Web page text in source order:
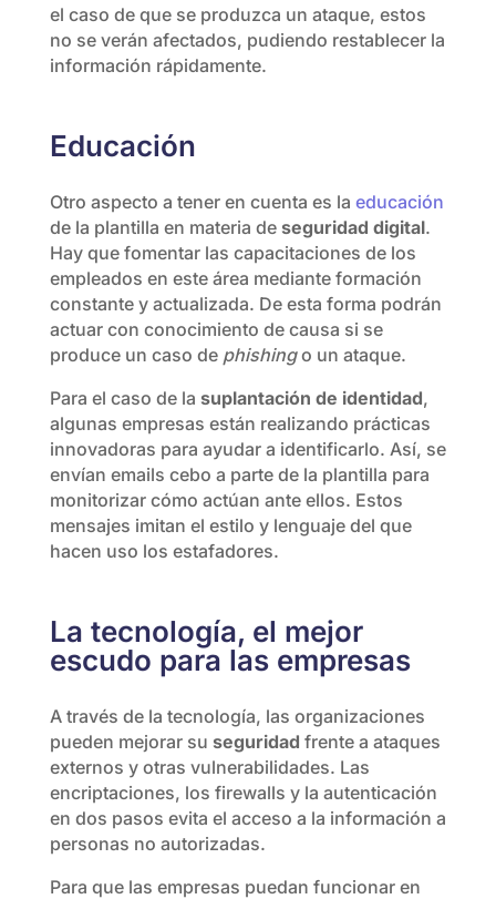
el caso de que se produzca un ataque, estos
no se verán afectados, pudiendo restablecer la
información rápidamente.
Educación
Otro aspecto a tener en cuenta es la educación
de la plantilla en materia de seguridad digital.
Hay que fomentar las capacitaciones de los
empleados en este área mediante formación
constante y actualizada. De esta forma podrán
actuar con conocimiento de causa si se
produce un caso de phishingo un ataque.
Para el caso de la suplantación de identidad,
algunas empresas están realizando prácticas
innovadoras para ayudar a identificarlo. Así, se
envían emails cebo a parte de la plantilla para
monitorizar cómo actúan ante ellos. Estos
mensajes imitan el estilo y lenguaje del que
hacen uso los estafadores.
La tecnología, el mejor
escudo para las empresas
A través de la tecnología, las organizaciones
pueden mejorar su seguridad frente a ataques
externos y otras vulnerabilidades. Las
encriptaciones, los firewalls y la autenticación
en dos pasos evita el acceso a la información a
personas no autorizadas.
Para que las empresas puedan funcionar en